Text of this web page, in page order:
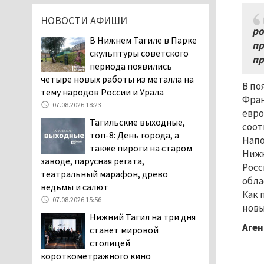
В
Как
электросамокаты
06.08.2026 11:41
«Я уверен, это бельевая
вошь». Родители 10-
летней девочки
пожаловались на кровососущих
паразитов, которые искусали их
ребёнка в детской больнице
Нижнего Тагила
05.08.2026 17:59
Директора уральского
предприятия по
производству дронов
«Упырь» подорвали в автомобиле
под Екатеринбургом
05.08.2026 17:05
Эксперты назвали
причины массового мора
НОВОСТИ АФИШИ
В Нижнем Тагиле в Парке
скульптуры советского
периода появились
четыре новых работы из металла на
тему народов России и Урала
07.08.2026 18:23
Тагильские выходные,
топ-8: День города, а
также пироги на старом
заводе, парусная регата,
театральный марафон, древо
ведьмы и салют
07.08.2026 15:56
Нижний Тагил на три дня
станет мировой
столицей
короткометражного кино